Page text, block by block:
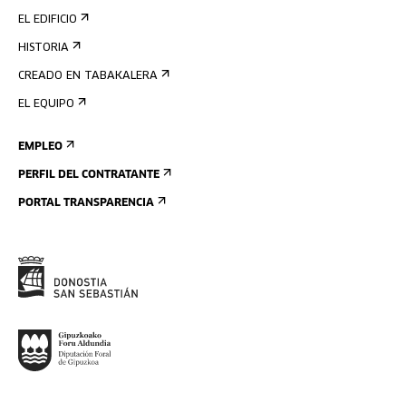
EL EDIFICIO
HISTORIA
CREADO EN TABAKALERA
EL EQUIPO
EMPLEO
PERFIL DEL CONTRATANTE
PORTAL TRANSPARENCIA